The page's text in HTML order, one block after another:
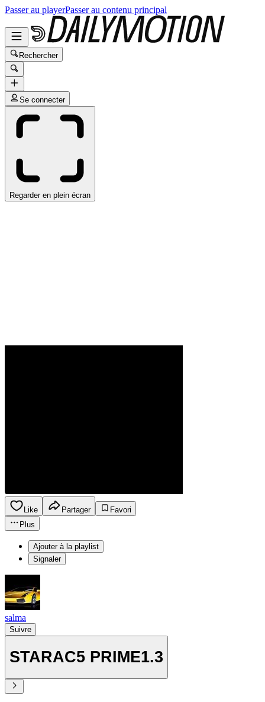
Passer au playerPasser au contenu principal
Rechercher
Se connecter
Regarder en plein écran
Like Partager
Favori
Plus
Ajouter à la playlist
Signaler
salma
Suivre
STARAC5 PRIME1.3